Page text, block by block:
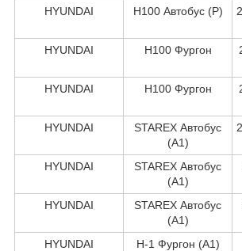
HYUNDAI
H100 Автобус (P)
HYUNDAI
H100 Фургон
HYUNDAI
H100 Фургон
HYUNDAI
STAREX Автобус
(A1)
HYUNDAI
STAREX Автобус
(A1)
HYUNDAI
STAREX Автобус
(A1)
HYUNDAI
H-1 Фургон (A1)